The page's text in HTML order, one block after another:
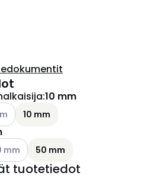
:10 mm
olevat vaihtoehdot
käytettävissä olevat vaihtoehdot
10 mm
olevat vaihtoehdot
käytettävissä olevat vaihtoehdot
mm 50 mm
tuotetiedot